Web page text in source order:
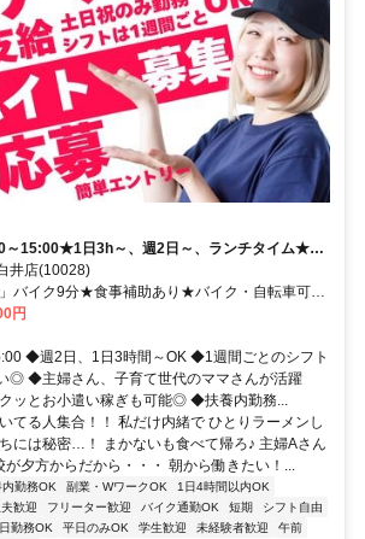
～15:00★1日3h～、週2日～、ランチタイム★扶
井店(10028)
バイク9分★食事補助あり★バイク・自転車可★
書不要★週2日～OK
円
◆週2日、1日3時間～OK ◆1週間ごとのシフト
◎ ◆主婦さん、子育て世代のママさんが活躍
ッとお小遣い稼ぎも可能◎ ◆扶養内勤務...
てる人集合！！ 私だけ内緒で ひとりラーメンし
には秘密…！ まかないも食べて帰ろ♪ 主婦Aさん
夕方からだから・・・ 朝から働きたい！...
内勤務OK 副業・WワークOK
1日4時間以内OK
歓迎 フリーター歓迎 バイク通勤OK 短期
シフト自由
勤務OK 平日のみOK 学生歓迎 未経験者歓迎
午前